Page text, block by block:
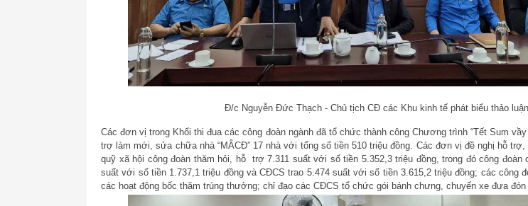
Đ/c Nguyễn Đức Thạch - Chủ tịch CĐ các Khu kinh tế phát biểu thảo luận
Các đơn vị trong Khối thi đua các công đoàn ngành đã tổ chức thành công Chương trình “Tết Sum
trợ làm mới, sửa chữa nhà “MÂCĐ” 17 nhà với tổng số tiền 510 triệu đồng. Các đơn vị đề nghị hỗ
quỹ xã hội công đoàn thăm hỏi, hỗ trợ 7.311 suất với số tiền 5.352,3 triệu đồng, trong đó công
suất với số tiền 1.737,1 triệu đồng và CĐCS trao 5.474 suất với số tiền 3.615,2 triệu đồng; các công
các hoạt động bốc thăm trúng thưởng; chỉ đạo các CĐCS tổ chức gói bánh chưng, chuyến xe đưa